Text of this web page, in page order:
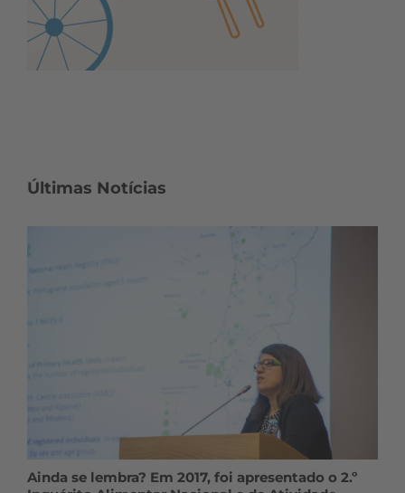
Últimas Notícias
Ainda se lembra? Em 2017, foi apresentado o 2.º